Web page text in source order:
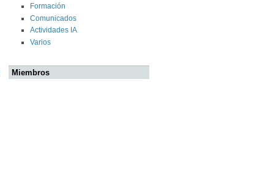
Formación
Comunicados
Actividades IA
Varios
Miembros